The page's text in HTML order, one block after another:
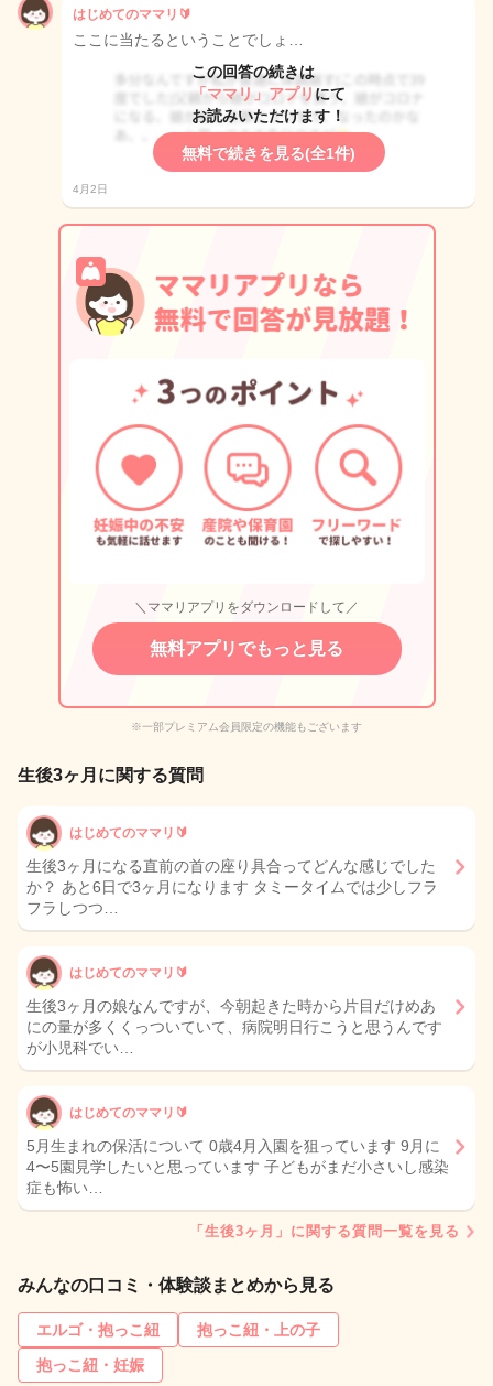
はじめてのママリ🔰
ここに当たるということでしょ…
この回答の続きは
「ママリ」アプリ にて
お読みいただけます！
無料で続きを見る(全1件)
4月2日
＼ママリアプリをダウンロードして／
無料アプリでもっと見る
※一部プレミアム会員限定の機能もございます
生後3ヶ月に関する質問
はじめてのママリ🔰
生後3ヶ月になる直前の首の座り具合ってどんな感じでした
か？ あと6日で3ヶ月になります タミータイムでは少しフラ
フラしつつ…
はじめてのママリ🔰
生後3ヶ月の娘なんですが、今朝起きた時から片目だけめあ
にの量が多くくっついていて、病院明日行こうと思うんです
が小児科でい…
はじめてのママリ🔰
5月生まれの保活について 0歳4月入園を狙っています 9月に
4〜5園見学したいと思っています 子どもがまだ小さいし感染
症も怖い…
「生後3ヶ月」に関する質問一覧を見る
みんなの口コミ・体験談まとめから見る
エルゴ・抱っこ紐
抱っこ紐・上の子
抱っこ紐・妊娠